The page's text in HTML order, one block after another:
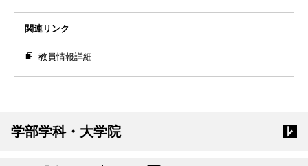
関連リンク
教員情報詳細
学部学科・大学院